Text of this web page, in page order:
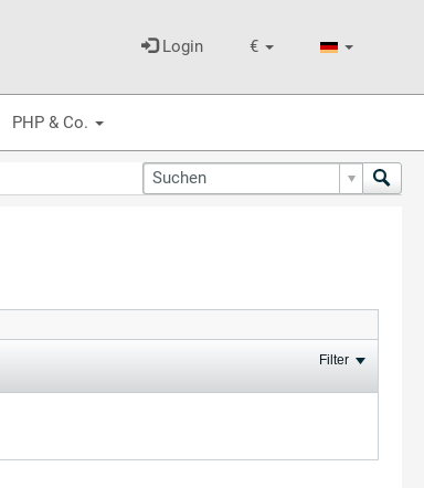
€
Login
PHP & Co.
Filter